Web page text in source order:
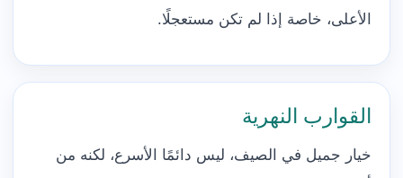
الأعلى، خاصة إذا لم تكن مستعجلًا.
القوارب النهرية
خيار جميل في الصيف، ليس دائمًا الأسرع، لكنه من